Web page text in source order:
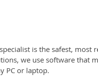
is the safest,
we use software that
PC or laptop.